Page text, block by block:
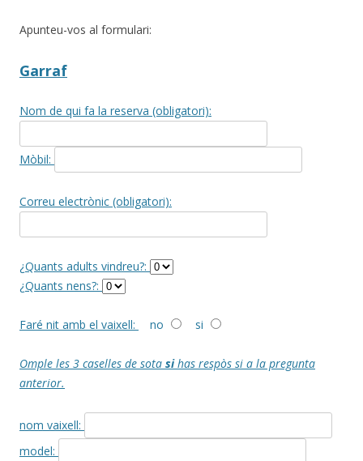
Apunteu-vos al formulari:
Garraf
Nom de qui fa la reserva (obligatori):
Mòbil:
Correu electrònic (obligatori):
¿Quants adults vindreu?:
¿Quants nens?:
Faré nit amb el vaixell: no si
Omple les 3 caselles de sota sihas respòs si a la pregunta
anterior.
nom vaixell:
model: